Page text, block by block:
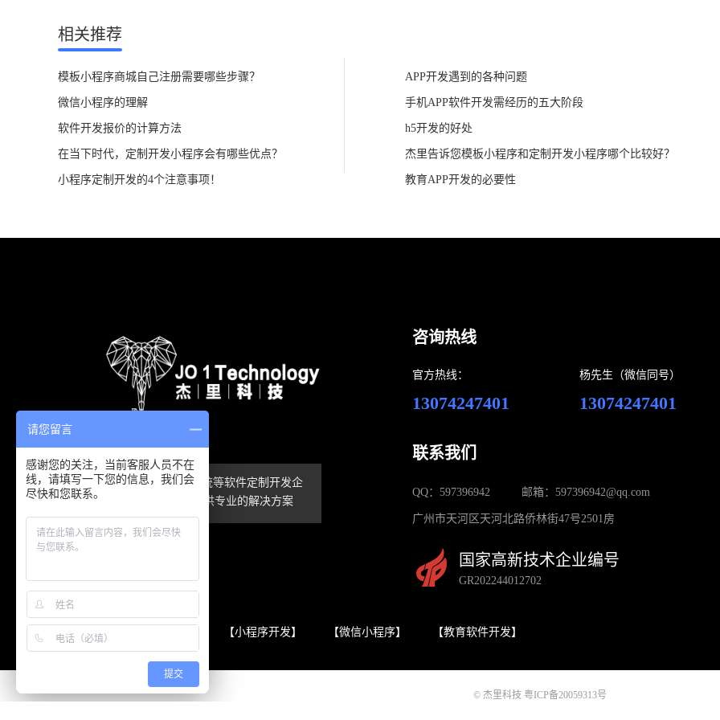
相关推荐
模板小程序商城自己注册需要哪些步骤？
微信小程序的理解
软件开发报价的计算方法
在当下时代，定制开发小程序会有哪些优点？
小程序定制开发的4个注意事项！
APP开发遇到的各种问题
手机APP软件开发需经历的五大阶段
h5开发的好处
杰里告诉您模板小程序和定制开发小程序哪个比较好？
教育APP开发的必要性
APP、小程序、系统等软件定制开发企
业服务商，为您提供专业的解决方案
咨询热线
官方热线：
13074247401
杨先生（微信同号）
13074247401
联系我们
QQ：597396942 邮箱：597396942@qq.com
广州市天河区天河北路侨林街47号2501房
国家高新技术企业编号
GR202244012702
【微信小程序开发】 【小程序开发】 【微信小程序】 【教育软件开发】
© 杰里科技 粤ICP备20059313号
请您留言
感谢您的关注，当前客服人员不在
线，请填写一下您的信息，我们会
尽快和您联系。
提交